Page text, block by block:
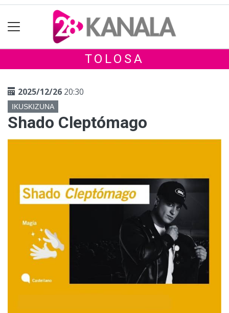
TOLOSA
2025/12/26 20:30
IKUSKIZUNA
Shado Cleptómago